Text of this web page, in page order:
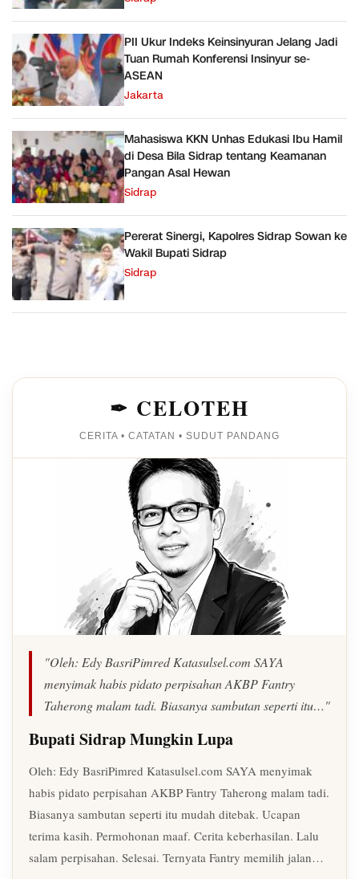
PII Ukur Indeks Keinsinyuran Jelang Jadi
Tuan Rumah Konferensi Insinyur se-
ASEAN
Jakarta
Mahasiswa KKN Unhas Edukasi Ibu Hamil
di Desa Bila Sidrap tentang Keamanan
Pangan Asal Hewan
Sidrap
Pererat Sinergi, Kapolres Sidrap Sowan ke
Wakil Bupati Sidrap
Sidrap
✒ CELOTEH
CERITA • CATATAN • SUDUT PANDANG
"Oleh: Edy BasriPimred Katasulsel.com SAYA
menyimak habis pidato perpisahan AKBP Fantry
Taherong malam tadi. Biasanya sambutan seperti itu…"
Bupati Sidrap Mungkin Lupa
Oleh: Edy BasriPimred Katasulsel.com SAYA menyimak
habis pidato perpisahan AKBP Fantry Taherong malam tadi.
Biasanya sambutan seperti itu mudah ditebak. Ucapan
terima kasih. Permohonan maaf. Cerita keberhasilan. Lalu
salam perpisahan. Selesai. Ternyata Fantry memilih jalan…